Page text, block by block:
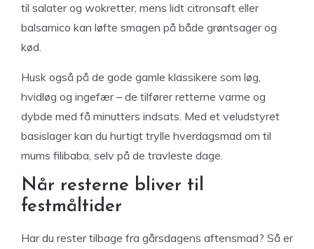
til salater og wokretter, mens lidt citronsaft eller
balsamico kan løfte smagen på både grøntsager og
kød.
Husk også på de gode gamle klassikere som løg,
hvidløg og ingefær – de tilfører retterne varme og
dybde med få minutters indsats. Med et veludstyret
basislager kan du hurtigt trylle hverdagsmad om til
mums filibaba, selv på de travleste dage.
Når resterne bliver til
festmåltider
Har du rester tilbage fra gårsdagens aftensmad? Så er